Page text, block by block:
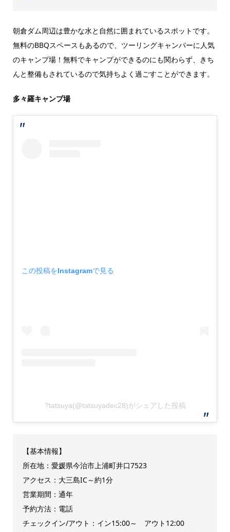
朝倉ダム周辺は豊かな水と自然に囲まれているスポットです。
無料のBBQスペースもあるので、ツーリングキャンパーに人気
のキャンプ場！無料でキャンプができるのにも関わらず、きち
んと整備もされているので気持ちよく過ごすことができます。
多々羅キャンプ場
この投稿をInstagramで見る
?tatsuya(@tatsuyadec28)がシェアした投稿
【基本情報】
所在地：愛媛県今治市上浦町井口7523
アクセス：大三島IC～約1分
営業期間：通年
予約方法：電話
チェックイン/アウト：イン15:00～ アウト12:00